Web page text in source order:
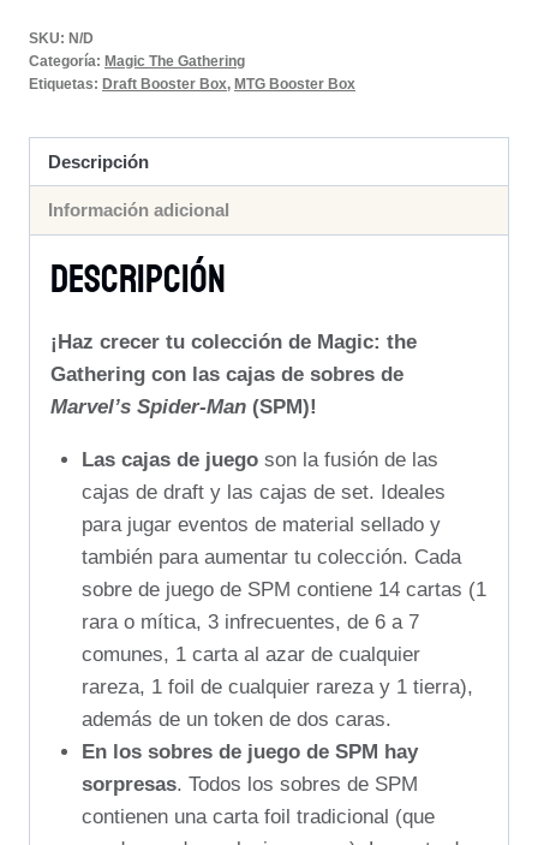
–
Caja
de
Juego
SKU: N/D
Categoría: Magic The Gathering
Etiquetas: Draft Booster Box, MTG Booster Box
Descripción
Información adicional
Descripción
¡Haz crecer tu colección de Magic: the
Gathering con las cajas de sobres de
Marvel’s Spider-Man (SPM)!
Las cajas de juego son la fusión de las
cajas de draft y las cajas de set. Ideales
para jugar eventos de material sellado y
también para aumentar tu colección. Cada
sobre de juego de SPM contiene 14 cartas (1
rara o mítica, 3 infrecuentes, de 6 a 7
comunes, 1 carta al azar de cualquier
rareza, 1 foil de cualquier rareza y 1 tierra),
además de un token de dos caras.
En los sobres de juego de SPM hay
sorpresas. Todos los sobres de SPM
contienen una carta foil tradicional (que